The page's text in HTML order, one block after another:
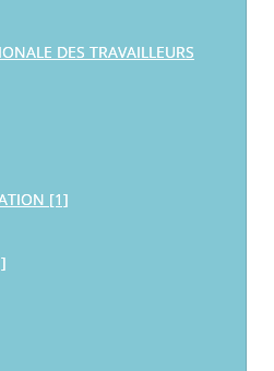
DES TRAVAILLEURS
[1]